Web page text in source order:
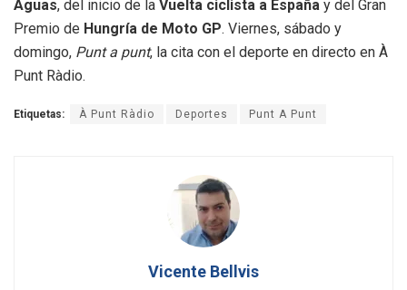
Aguas, del inicio de la Vuelta ciclista a España y del Gran
Premio de Hungría de Moto GP. Viernes, sábado y
domingo, Punt a punt, la cita con el deporte en directo en À
Punt Ràdio.
Etiquetas: À Punt Ràdio Deportes Punt A Punt
Vicente Bellvis